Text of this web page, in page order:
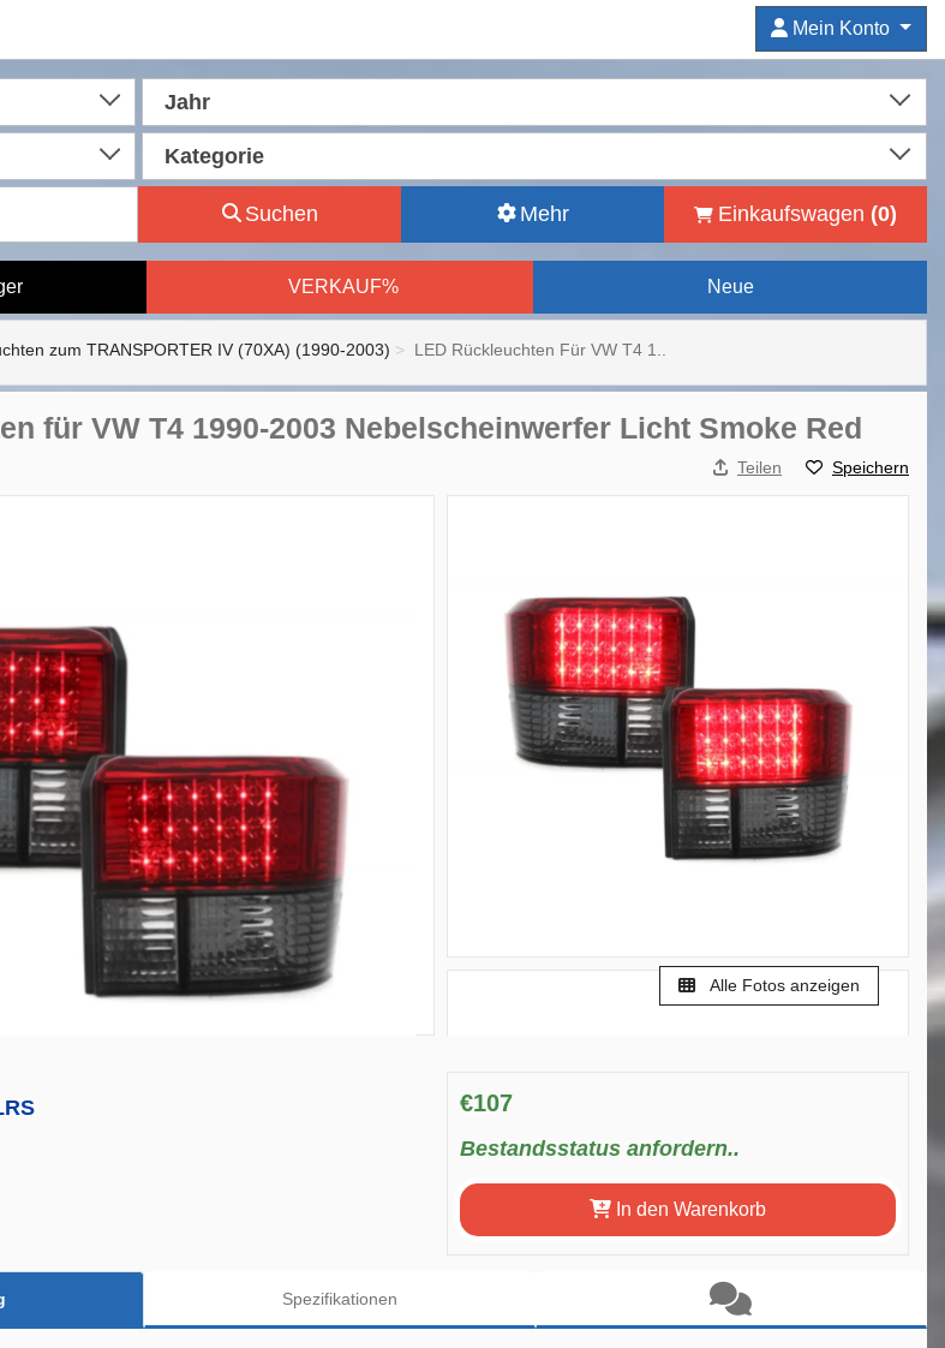
Mein Konto
Jahr
Kategorie
Suchen Mehr Einkaufswagen (0)
VERKAUF% Neue
zum TRANSPORTER IV (70XA) (1990-2003) LED Rückleuchten Für VW T4 1..
für VW T4 1990-2003 Nebelscheinwerfer Licht Smoke Red
Teilen Speichern
Alle Fotos anzeigen
€107
Bestandsstatus anfordern..
In den Warenkorb
Spezifikationen